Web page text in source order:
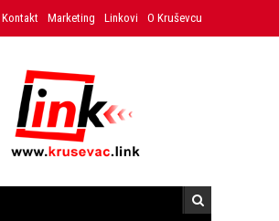
Kontakt Marketing Linkovi O Kruševcu